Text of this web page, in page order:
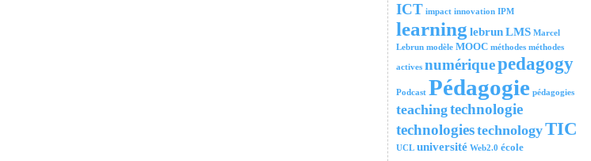
ICT impact innovation IPM
learning lebrunLMS Marcel
Lebrun modèle MOOC méthodes méthodes
actives numériquepedagogy
Podcast Pédagogie pédagogies
teachingtechnologie
technologiestechnologyTIC
UCL université Web2.0 école